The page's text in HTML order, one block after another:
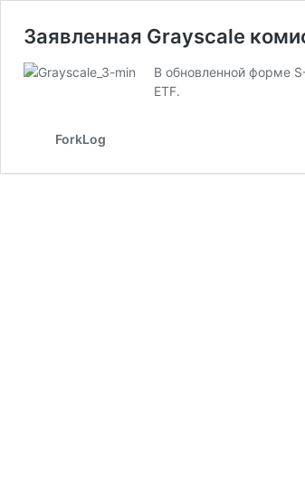
Заявленная Grayscale
В обновленной форме
ETF.
ForkLog